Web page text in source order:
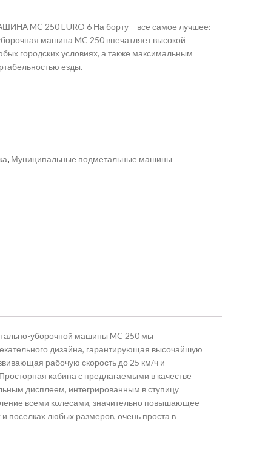
MC 250 EURO 6 На борту – все самое лучшее:
машина MC 250 впечатляет высокой
городских условиях, а также максимальным
езды.
, Муниципальные подметальные машины
уборочной машины MC 250 мы
дизайна, гарантирующая высочайшую
рабочую скорость до 25 км/ч и
кабина с предлагаемыми в качестве
дисплеем, интегрированным в ступицу
всеми колесами, значительно повышающее
поселках любых размеров, очень проста в